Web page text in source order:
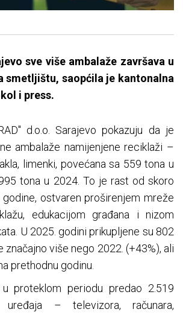
sve više ambalaže završava u
smetljištu, saopćila je kantonalna
i press.
d.o.o. Sarajevo pokazuju da je
ambalaže namijenjene reciklaži –
limenki, povećana sa 559 tona u
tona u 2024. To je rast od skoro
ostvaren proširenjem mreže
edukacijom građana i nizom
U 2025. godini prikupljene su 802
značajno više nego 2022. (+43%), ali
prethodnu godinu.
proteklom periodu predao 2.519
uređaja – televizora, računara,